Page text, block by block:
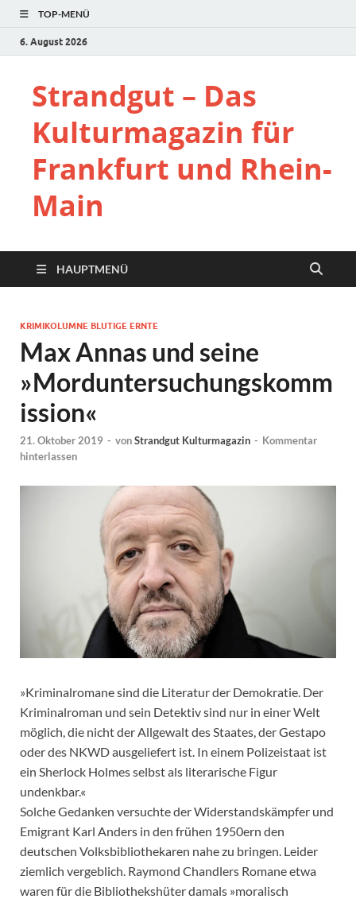
TOP-MENÜ
6. August 2026
Strandgut – Das
Kulturmagazin für
Frankfurt und Rhein-
Main
HAUPTMENÜ
KRIMIKOLUMNE BLUTIGE ERNTE
Max Annas und seine
»Morduntersuchungskomm
ission«
21. Oktober 2019 - vonStrandgut Kulturmagazin - Kommentar
hinterlassen
»Kriminalromane sind die Literatur der Demokratie. Der
Kriminalroman und sein Detektiv sind nur in einer Welt
möglich, die nicht der Allgewalt des Staates, der Gestapo
oder des NKWD ausgeliefert ist. In einem Polizeistaat ist
ein Sherlock Holmes selbst als literarische Figur
undenkbar.«
Solche Gedanken versuchte der Widerstandskämpfer und
Emigrant Karl Anders in den frühen 1950ern den
deutschen Volksbibliothekaren nahe zu bringen. Leider
ziemlich vergeblich. Raymond Chandlers Romane etwa
waren für die Bibliothekshüter damals »moralisch